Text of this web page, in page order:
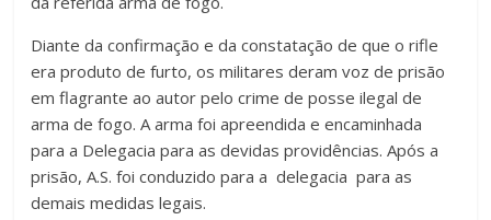
Diante da confirmação e da constatação de que o rifle
era produto de furto, os militares deram voz de prisão
em flagrante ao autor pelo crime de posse ilegal de
arma de fogo. A arma foi apreendida e encaminhada
para a Delegacia para as devidas providências. Após a
prisão, A.S. foi conduzido para a delegacia para as
demais medidas legais.